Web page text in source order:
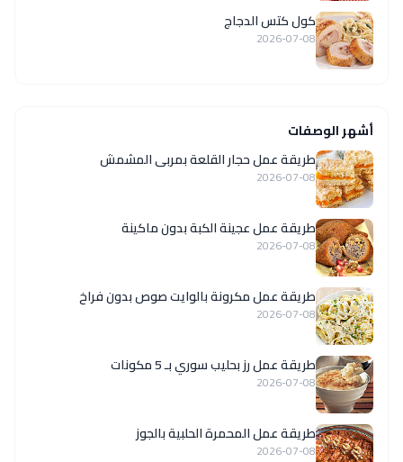
كول كتس الدجاج
2026-07-08
أشهر الوصفات
طريقة عمل حجار القلعة بمربى المشمش
2026-07-08
طريقة عمل عجينة الكبة بدون ماكينة
2026-07-08
طريقة عمل مكرونة بالوايت صوص بدون فراخ
2026-07-08
طريقة عمل رز بحليب سوري بـ 5 مكونات
2026-07-08
طريقة عمل المحمرة الحلبية بالجوز
2026-07-08